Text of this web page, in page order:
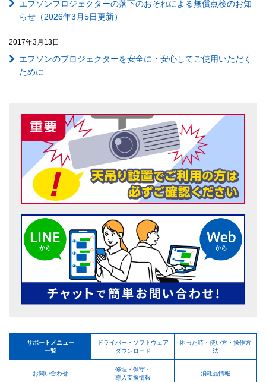
エプソンプロジェクターの落下のおそれによる無償点検のお知
らせ（2026年3月5日更新）
2017年3月13日
エプソンのプロジェクターを安全に・安心してご使用いただく
ために
サポートメニュー
一覧
ドライバー・ソフトウェア
ダウンロード
困った時・使い方・操作方
法
お問い合わせ
修理・保守・
導入支援情報
消耗品情報